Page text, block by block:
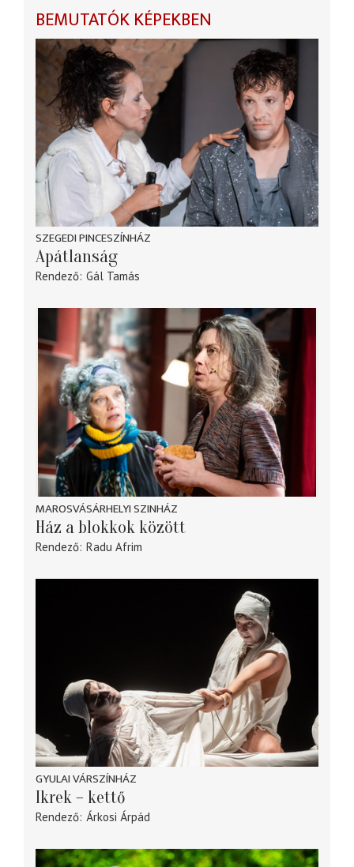
BEMUTATÓK KÉPEKBEN
SZEGEDI PINCESZÍNHÁZ
Apátlanság
Rendező Gál Tamás
MAROSVÁSÁRHELYI SZINHÁZ
Ház a blokkok között
Rendező Radu Afrim
GYULAI VÁRSZÍNHÁZ
Ikrek – kettő
Rendező Árkosi Árpád